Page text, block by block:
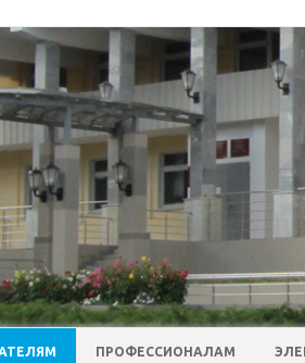
ПРОФЕССИОНАЛАМ